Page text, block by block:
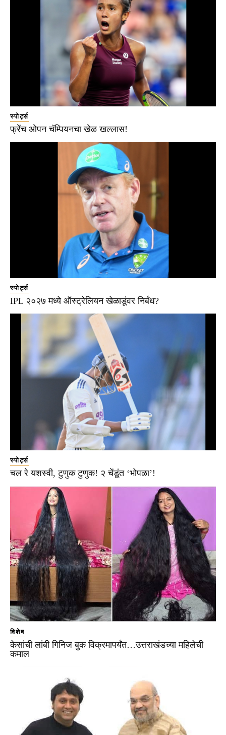
स्पोर्ट्स
फ्रेंच ओपन चॅम्पियनचा खेळ खल्लास!
स्पोर्ट्स
IPL २०२७ मध्ये ऑस्ट्रेलियन खेळाडूंवर निर्बंध?
स्पोर्ट्स
चल रे यशस्वी, टुणुक टुणुक! २ चेंडूंत ‘भोपळा’!
विशेष
केसांची लांबी गिनिज बुक विक्रमापर्यंत…उत्तराखंडच्या महिलेची
कमाल